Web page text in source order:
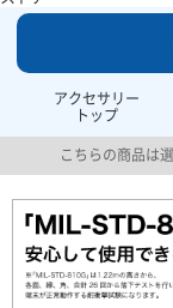
アクセサリー
トップ
こちらの商品は